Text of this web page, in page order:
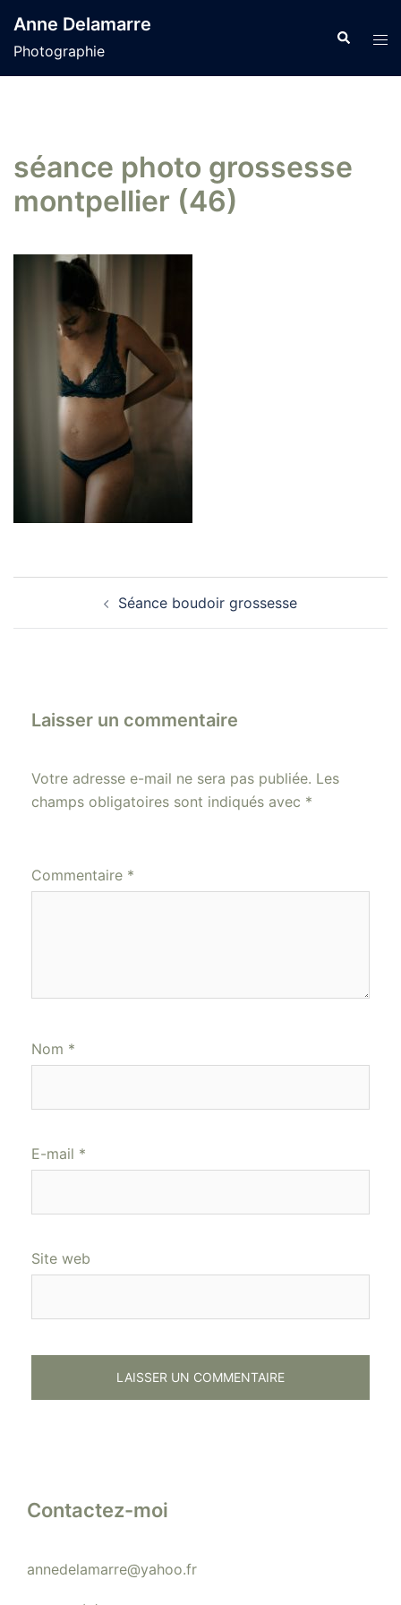
au
contenu
Anne Delamarre
Photographie
séance photo grossesse
montpellier (46)
Séance boudoir grossesse
Laisser un commentaire
Votre adresse e-mail ne sera pas publiée. Les
champs obligatoires sont indiqués avec *
Commentaire *
Nom *
E-mail *
Site web
Contactez-moi
annedelamarre@yahoo.fr